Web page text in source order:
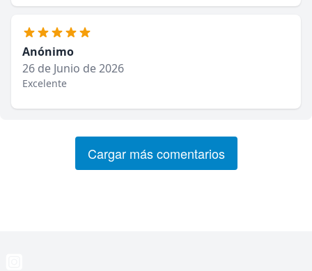
Anónimo
26 de Junio de 2026
Excelente
Cargar más comentarios